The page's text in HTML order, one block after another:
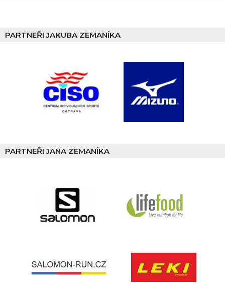
PARTNEŘI JAKUBA ZEMANÍKA
PARTNEŘI JANA ZEMANÍKA